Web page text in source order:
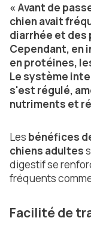
« Avant de
chien avait
diarrhée et
Cependant, en
en protéines,
Le système
s'est régulé,
nutriments et
Les bénéfices
chiens adultes
digestif se
fréquents
Facilité de